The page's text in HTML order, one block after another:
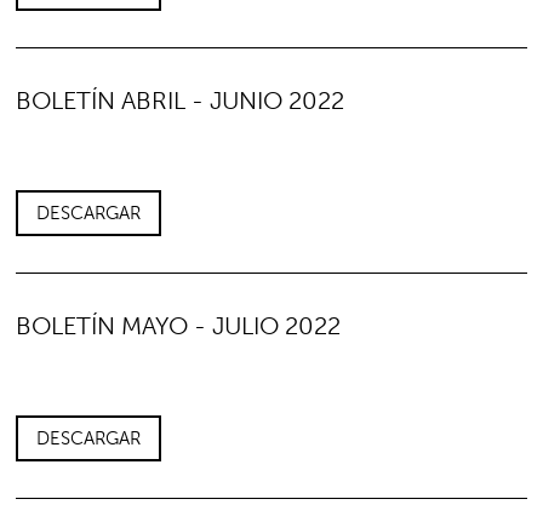
BOLETÍN ABRIL - JUNIO 2022
DESCARGAR
BOLETÍN MAYO - JULIO 2022
DESCARGAR